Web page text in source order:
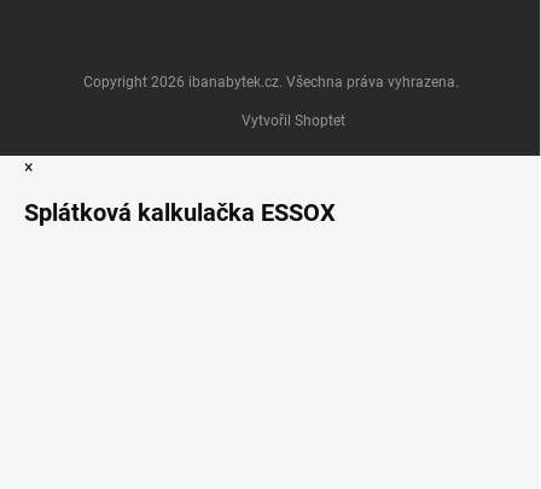
Vytvořil Shoptet
Copyright 2026 ibanabytek.cz. Všechna práva vyhrazena.
×
Splátková kalkulačka ESSOX